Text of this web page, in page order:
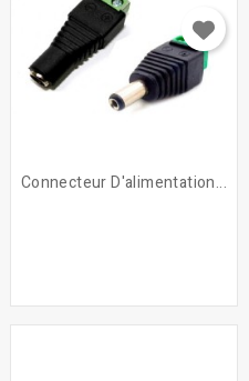
Connecteur D'alimentation...